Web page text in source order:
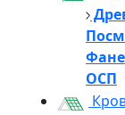
ОСП